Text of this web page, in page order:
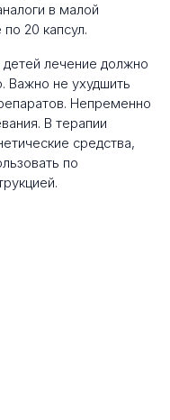
в малой
20 капсул.
лечение должно
Важно не ухудшить
Непременно
В терапии
средства,
по